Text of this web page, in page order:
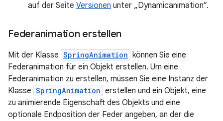
auf der Seite Versionen unter „Dynamicanimation“.
Federanimation erstellen
Mit der Klasse SpringAnimation können Sie eine
Federanimation für ein Objekt erstellen. Um eine
Federanimation zu erstellen, müssen Sie eine Instanz der
Klasse SpringAnimation erstellen und ein Objekt, eine
zu animierende Eigenschaft des Objekts und eine
optionale Endposition der Feder angeben, an der die